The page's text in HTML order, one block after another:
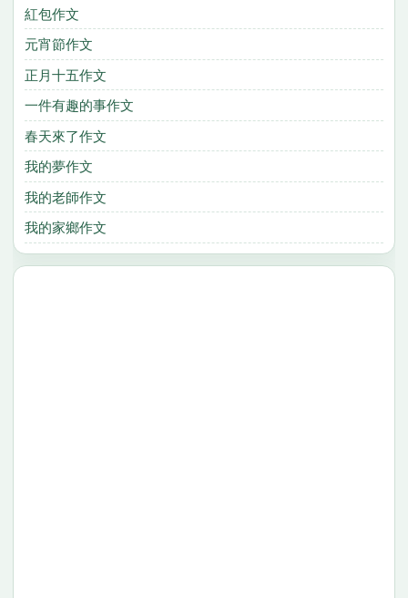
紅包作文
元宵節作文
正月十五作文
一件有趣的事作文
春天來了作文
我的夢作文
我的老師作文
我的家鄉作文